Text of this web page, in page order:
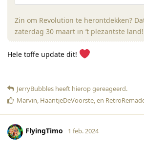
Zin om Revolution te herontdekken?
zaterdag 30 maart in ’t plezantste land!
Hele toffe update dit!
JerryBubbles heeft hierop gereageerd.
Marvin HaantjeDeVoorste , en
FlyingTimo 1 feb. 2024